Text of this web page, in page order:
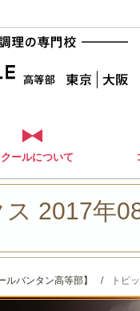
ールについて
ス 2017年
バンタン高等部】 / トピ